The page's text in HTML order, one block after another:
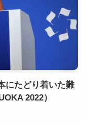
にたどり着いた難
2022）